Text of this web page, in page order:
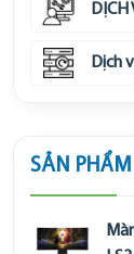
DỊCH
Dịch
SẢN PHẨM